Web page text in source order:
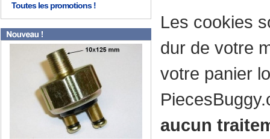
Toutes les promotions !
Les cookies
dur de votre
votre panier
aucun